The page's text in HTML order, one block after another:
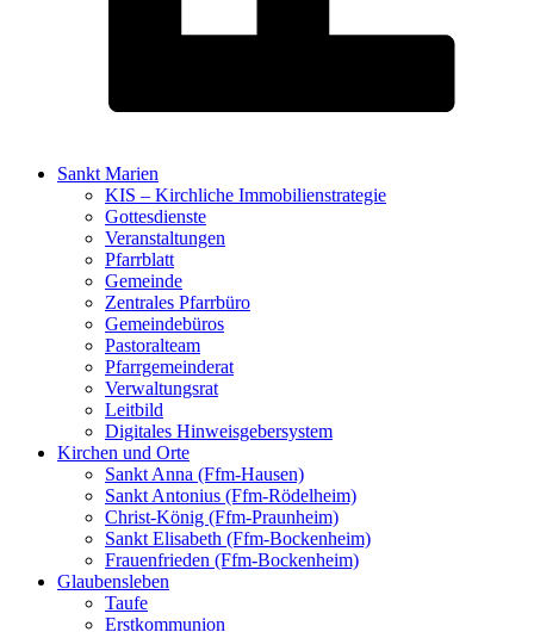
Sankt Marien
KIS – Kirchliche Immobilienstrategie
Gottesdienste
Veranstaltungen
Pfarrblatt
Gemeinde
Zentrales Pfarrbüro
Gemeindebüros
Pastoralteam
Pfarrgemeinderat
Verwaltungsrat
Leitbild
Digitales Hinweisgebersystem
Kirchen und Orte
Sankt Anna (Ffm-Hausen)
Sankt Antonius (Ffm-Rödelheim)
Christ-König (Ffm-Praunheim)
Sankt Elisabeth (Ffm-Bockenheim)
Frauenfrieden (Ffm-Bockenheim)
Glaubensleben
Taufe
Erstkommunion